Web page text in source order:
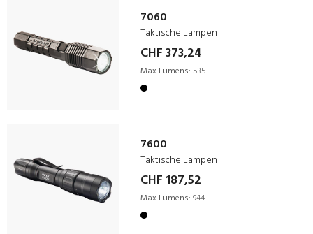
7060
Taktische Lampen
CHF 373,24
Max Lumens: 535
7600
Taktische Lampen
CHF 187,52
Max Lumens: 944